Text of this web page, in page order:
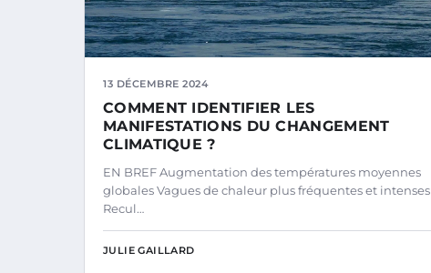
13 DÉCEMBRE 2024
COMMENT IDENTIFIER LES
MANIFESTATIONS DU CHANGEMENT
CLIMATIQUE ?
EN BREF Augmentation des températures moyennes
globales Vagues de chaleur plus fréquentes et intenses
Recul…
JULIE GAILLARD